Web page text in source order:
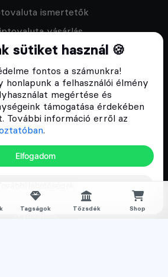
Tagságok Tőzsdék Shop
sütiket használ 🍪
fontos a számunkra!
honlapunk a felhasználói élmény
megértése és
támogatása érdekében
További információ erről az
.
Elfogadom
ismertetők
vásárlás
Oktató anyagok
közösség
kezdőknek
Megapack
Nyilvános